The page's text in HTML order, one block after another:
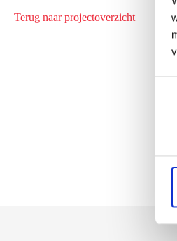
i
Terug naar projectoverzicht